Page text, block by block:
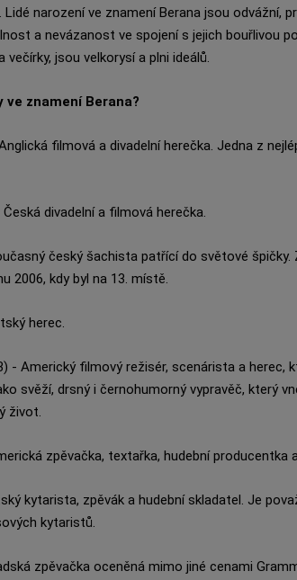
narození ve znamení Berana jsou odvážní,
a nevázanost ve spojení s jejich bouřlivou
jsou velkorysí a plni ideálů.
znamení Berana?
filmová a divadelní herečka. Jedna z
divadelní a filmová herečka.
český šachista patřící do světové špičky.
2006, kdy byl na 13. místě.
herec.
- Americký filmový režisér, scenárista a herec,
svěží, drsný i černohumorný vypravěč, který
život.
zpěvačka, textařka, hudební producentka
kytarista, zpěvák a hudební skladatel. Je
kytaristů.
zpěvačka oceněná mimo jiné cenami